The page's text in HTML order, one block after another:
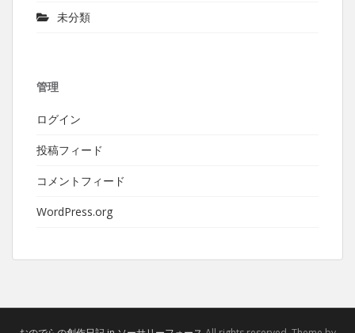
未分類
管理
ログイン
投稿フィード
コメントフィード
WordPress.org